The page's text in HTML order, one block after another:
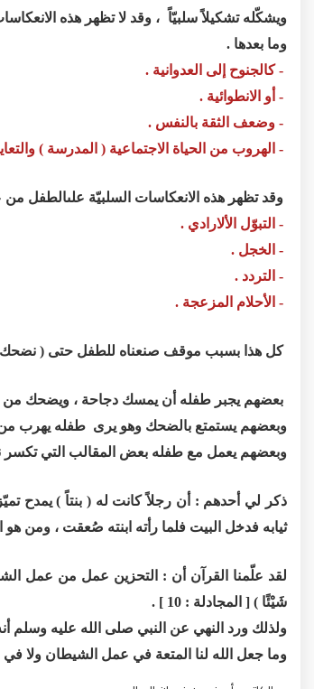
ويشكّله تشكيلاً سلبيّاً ، وقد لا تظهر هذه
وما بعدها .
- كالجنوح إلى العدوانية .
- أو الانطوائية .
- وضعف الثقة بالنفس .
- الهروب من الحياة الاجتماعية ( المدرسة )
وقد تظهر هذه الانعكاسات السلبيّة علىالطفل
- التبوّل الألارادي .
- الخجل .
- التردد .
- الأحلام المزعجة .
كل هذا بسبب موقف صنعناه للطفل حتى (
بعضهم يجبر طفله أن يمسك دجاحة ، ويضحك من
وبعضهم يستمتع بالضحك وهو يرى طفله يهرب
وبعضهم يعمل مع طفله بعض المقالب التي تكسر
ذكر لي أحدهم : أن رجلاً كانت له ( بنتاً ) يمدح
ثيابه فدخل البيت فلما رأته ابنته صُعقت ، ومن
لقد علّمنا القرآن أن : التحزين عمل من عمل
شَيْئًا ) [ المجادلة : 10 ] .
ولذلك ورد النهي عن النبي صلى الله عليه
وما جعل الله لنا المتعة في عمل الشيطان ولا في